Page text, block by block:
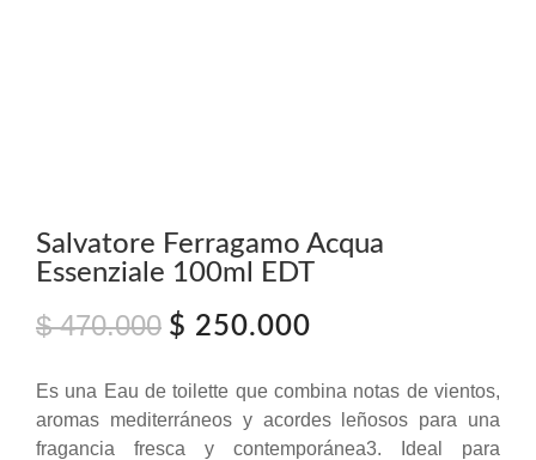
Salvatore Ferragamo Acqua
Essenziale 100ml EDT
$470.000 El
original
era:
$ 470.000.
$ 250.000
actual
es:
$ 250.000.
Es una Eau de toilette que combina notas de vientos,
aromas mediterráneos y acordes leñosos para una
fragancia fresca y contemporánea3. Ideal para